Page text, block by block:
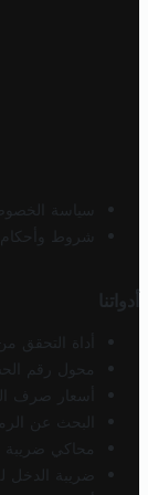
سياسة
شروط وأحكام
أدواتنا
أداة التحقق
محول رقم
أسعار صرف
البحث عن
محاكي ضريبة
ضريبة الدخل